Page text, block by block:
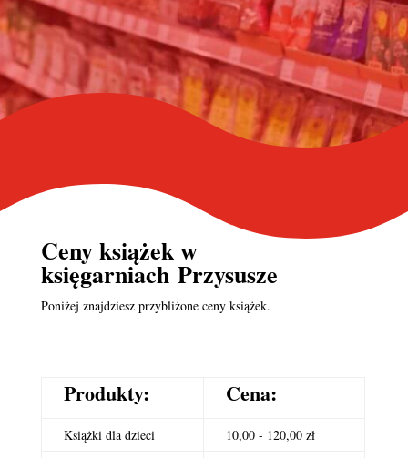
Ceny książek w
księgarniach Przysusze
Poniżej znajdziesz przybliżone ceny książek.
Produkty: Cena:
Książki dla dzieci
10,00 - 120,00 zł